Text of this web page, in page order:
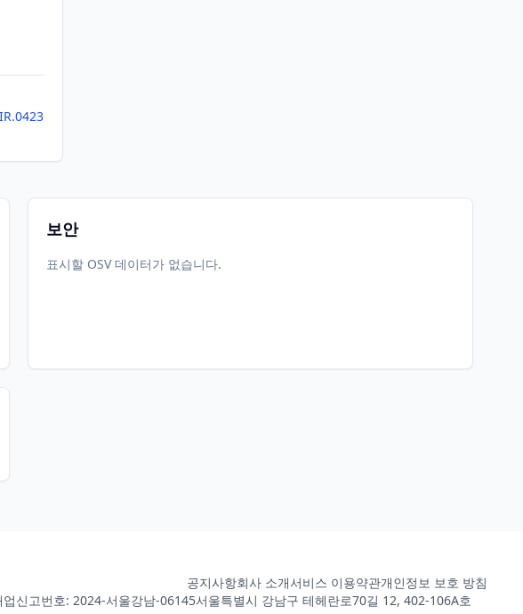
보안
표시할 OSV 데이터가 없습니다.
공지사항회사 소개서비스 이용약관개인정보 보호 방침
업신고번호: 2024-서울강남-06145서울특별시 강남구 테헤란로70길 12, 402-106A호